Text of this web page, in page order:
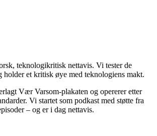
teknologikritisk nettavis. Vi tester de
holder et kritisk øye med teknologiens makt.
Vær Varsom-plakaten og opererer etter
Vi startet som podkast med støtte fra
– og er i dag nettavis.